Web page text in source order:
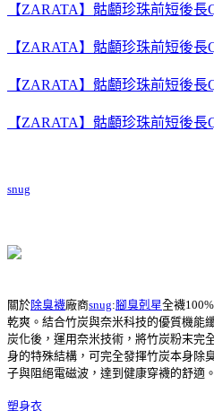
【ZARATA】骷顱珍珠前短後
【ZARATA】骷顱珍珠前短後
【ZARATA】骷顱珍珠前短後
【ZARATA】骷顱珍珠前短後
snug
關於除臭襪廠商snug:腳臭剋星全襪
乾爽。結合竹炭與奈米科技的優質機能
炭化後，運用奈米技術，將竹炭粉末完
身的特殊結構，可完全發揮竹炭本身除
子與阻絕電磁波，達到健康穿襪的舒適。
塑身衣